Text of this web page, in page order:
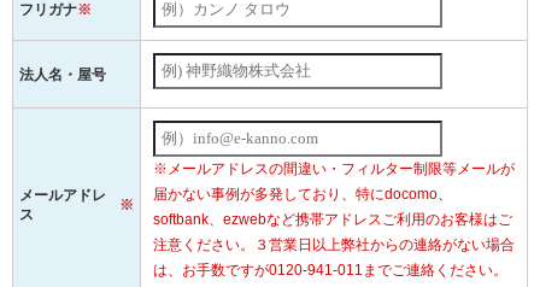
フリガナ※
法人名・屋号
メールアドレ
ス
※
※メールアドレスの間違い・フィルター制限等メールが
届かない事例が多発しており、特にdocomo、
softbank、ezwebなど携帯アドレスご利用のお客様はご
注意ください。３営業日以上弊社からの連絡がない場合
は、お手数ですが0120-941-011までご連絡ください。